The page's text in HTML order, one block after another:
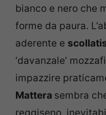
bianco e nero che
forme da paura.
aderente e
‘davanzale’
impazzire
Mattera sembra
reggiseno,